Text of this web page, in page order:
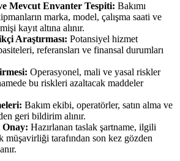
Mevcut Envanter Tespiti: Bakımı
marka, model, çalışma saati ve
kayıt altına alınır.
Araştırması: Potansiyel hizmet
referansları ve finansal durumları
Operasyonel, mali ve yasal riskler
bu riskleri azaltacak maddeler
Bakım ekibi, operatörler, satın alma ve
geri bildirim alınır.
Hazırlanan taslak şartname, ilgili
müşavirliği tarafından son kez gözden